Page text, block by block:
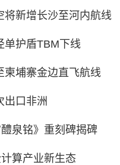
将新增长沙至河内航线
单护盾TBM下线
柬埔寨金边直飞航线
出口非洲
泉铭》重刻碑揭碑
算产业新生态